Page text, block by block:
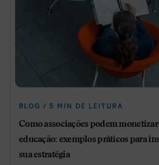
BLOG / 5 MIN DE LEITURA
Como associações podem monetizar
educação: exemplos práticos para
sua estratégia